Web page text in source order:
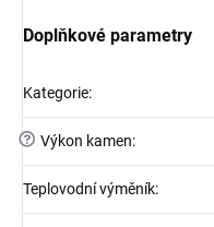
Doplňkové parametry
Kategorie:
? Výkon kamen:
Teplovodní výměník: